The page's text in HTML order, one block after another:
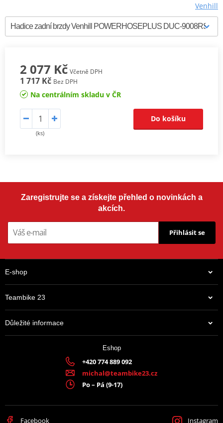
Venhill
2 077 Kč Včetně DPH
1 717 Kč Bez DPH
Na centrálním skladu v ČR
(ks)
Do košíku
Zaregistrujte se a získejte přehled o novinkách a
akcích.
Přihlásit se
E-shop
Teambike 23
Důležité informace
Eshop
+420 774 889 092
michal@teambike23.cz
Po – Pá (9-17)
Facebook Instagram